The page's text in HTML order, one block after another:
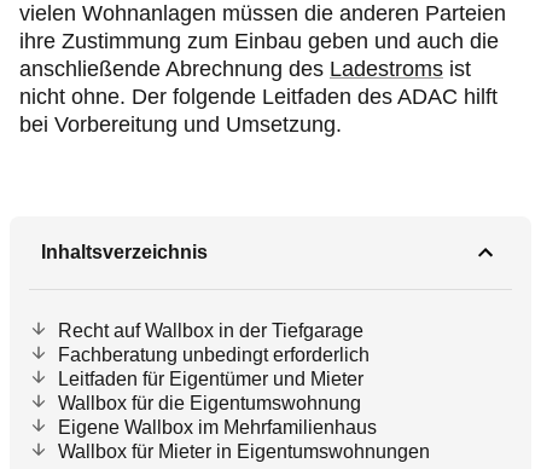
vielen Wohnanlagen müssen die anderen Parteien
ihre Zustimmung zum Einbau geben und auch die
anschließende Abrechnung des Ladestroms ist
nicht ohne. Der folgende Leitfaden des ADAC hilft
bei Vorbereitung und Umsetzung.
Inhaltsverzeichnis
Recht auf Wallbox in der Tiefgarage
Fachberatung unbedingt erforderlich
Leitfaden für Eigentümer und Mieter
Wallbox für die Eigentumswohnung
Eigene Wallbox im Mehrfamilienhaus
Wallbox für Mieter in Eigentumswohnungen